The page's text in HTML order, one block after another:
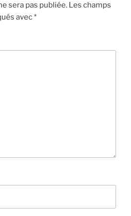
sera pas publiée. Les champs
avec*